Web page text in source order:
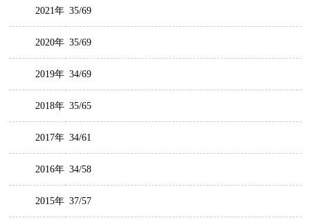
2021年 35/69
2020年 35/69
2019年 34/69
2018年 35/65
2017年 34/61
2016年 34/58
2015年 37/57